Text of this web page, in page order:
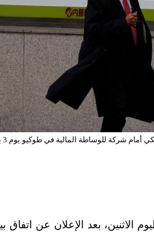
طوكيو يوم 3 يوليو تموز 2025. تصوير: كيم كيونج-هوون - رويترز
الاثنين، بعد الإعلان عن اتفاق